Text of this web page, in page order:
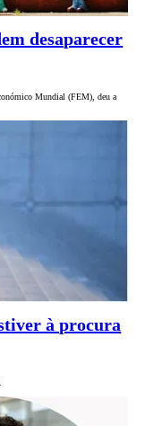
desaparecer
Mundial (FEM), deu a
à procura